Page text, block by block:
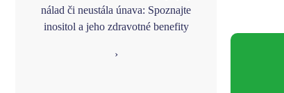
nálad či neustála únava: Spoznajte
inositol a jeho zdravotné benefity
›